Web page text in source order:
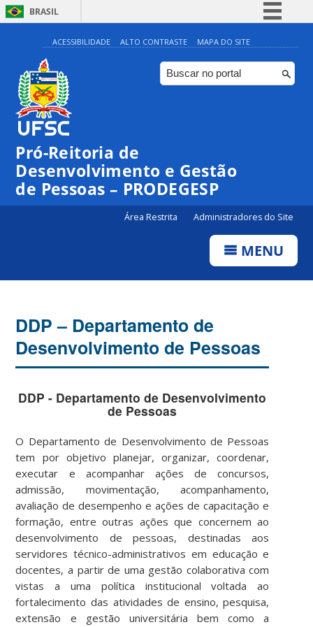
BRASIL
Simplifique!
Comunica BR
Participe
ACESSIBILIDADE ALTO CONTRASTE MAPA DO SITE
Pró-Reitoria de
Desenvolvimento e Gestão
de Pessoas – PRODEGESP
Área Restrita Administradores do Site
MENU
DDP – Departamento de
Desenvolvimento de Pessoas
DDP - Departamento de Desenvolvimento
de Pessoas
O Departamento de Desenvolvimento de Pessoas
tem por objetivo planejar, organizar, coordenar,
executar e acompanhar ações de concursos,
admissão, movimentação, acompanhamento,
avaliação de desempenho e ações de capacitação e
formação, entre outras ações que concernem ao
desenvolvimento de pessoas, destinadas aos
servidores técnico-administrativos em educação e
docentes, a partir de uma gestão colaborativa com
vistas a uma política institucional voltada ao
fortalecimento das atividades de ensino, pesquisa,
extensão e gestão universitária bem como a